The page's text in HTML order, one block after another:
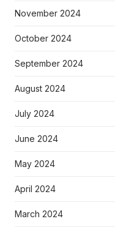
November 2024
October 2024
September 2024
August 2024
July 2024
June 2024
May 2024
April 2024
March 2024